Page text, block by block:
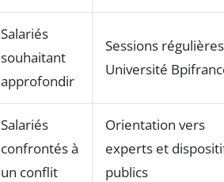
Salariés
souhaitant
approfondir
Sessions
Université
Salariés
confrontés à
un conflit
Orientation vers
experts et
publics